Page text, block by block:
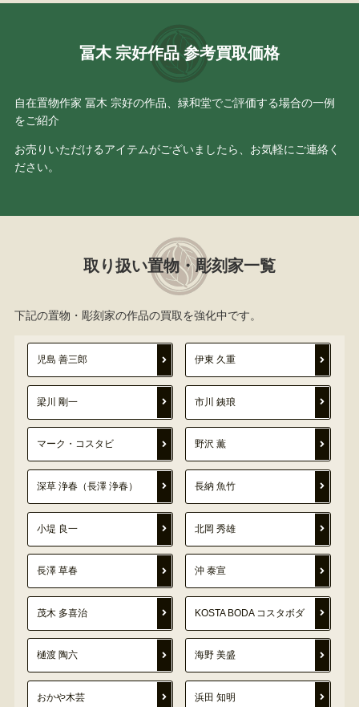
冨木 宗好作品 参考買取価格
自在置物作家 冨木 宗好の作品、緑和堂でご評価する場合の一例
をご紹介
お売りいただけるアイテムがございましたら、お気軽にご連絡く
ださい。
取り扱い置物・彫刻家一覧
下記の置物・彫刻家の作品の買取を強化中です。
児島 善三郎 伊東 久重
梁川 剛一 市川 銕琅
マーク・コスタビ 野沢 薫
深草 浄春（長澤 浄春） 長納 魚竹
小堤 良一 北岡 秀雄
長澤 草春 沖 泰宣
茂木 多喜治 KOSTA BODA コスタボダ
樋渡 陶六 海野 美盛
おかや木芸 浜田 知明